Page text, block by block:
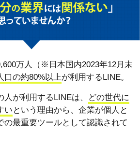
万人（※日本国内2023年12月末
口の約80%以上が利用するLINE。
が利用するLINEは、
どの世代に
い という理由から、企業が個人と
の最重要ツールとして認識されて